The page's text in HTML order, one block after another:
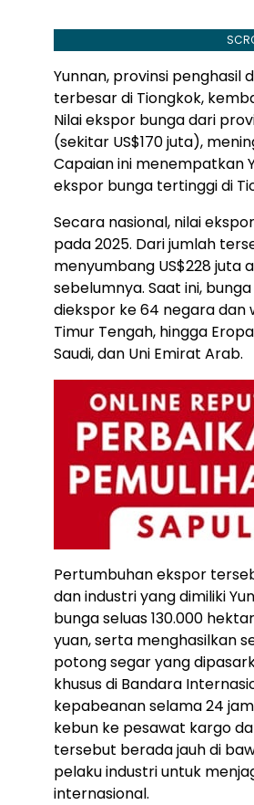
Yunnan, provinsi
terbesar di Tiongkok,
Nilai ekspor bunga dari
(sekitar US$170 juta),
Capaian ini menempatkan
ekspor bunga tertinggi di
Secara nasional, nilai
pada 2025. Dari jumlah
menyumbang US$228 juta
sebelumnya. Saat ini,
diekspor ke 64 negara dan
Timur Tengah, hingga
Saudi, dan Uni Emirat Arab.
Pertumbuhan ekspor
dan industri yang dimiliki
bunga seluas 130.000
yuan, serta menghasilkan
potong segar yang
khusus di Bandara
kepabeanan selama 24
kebun ke pesawat kargo
tersebut berada jauh di
pelaku industri untuk
internasional.